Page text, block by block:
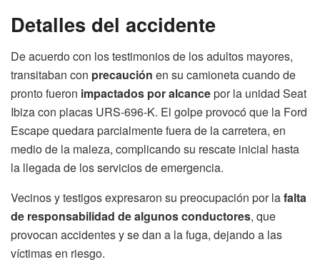
Detalles del accidente
De acuerdo con los testimonios de los adultos mayores,
transitaban con precaución en su camioneta cuando de
pronto fueron impactados por alcancepor la unidad Seat
Ibiza con placas URS-696-K. El golpe provocó que la Ford
Escape quedara parcialmente fuera de la carretera, en
medio de la maleza, complicando su rescate inicial hasta
la llegada de los servicios de emergencia.
Vecinos y testigos expresaron su preocupación por lafalta
de responsabilidad de algunos conductores, que
provocan accidentes y se dan a la fuga, dejando a las
víctimas en riesgo.